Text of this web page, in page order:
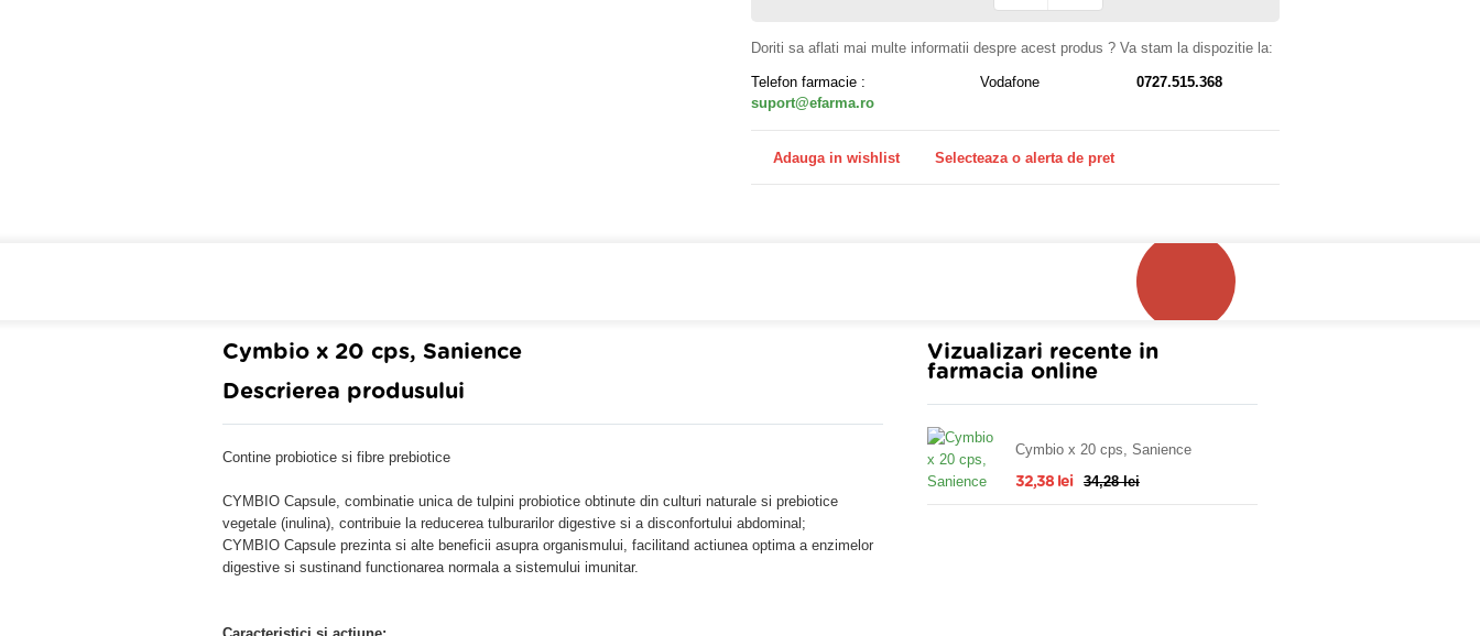
Doriti sa aflati mai multe informatii despre acest produs ? Va stam la dispozitie la:
Telefon farmacie : Vodafone
0727.515.368
suport@efarma.ro
Adauga in wishlist Selecteaza o alerta de pret
Cymbio x 20 cps, Sanience
Descrierea produsului
Contine probiotice si fibre prebiotice
CYMBIO Capsule, combinatie unica de tulpini probiotice obtinute din culturi naturale si prebiotice
vegetale (inulina), contribuie la reducerea tulburarilor digestive si a disconfortului abdominal;
CYMBIO Capsule prezinta si alte beneficii asupra organismului, facilitand actiunea optima a enzimelor
digestive si sustinand functionarea normala a sistemului imunitar.
Vizualizari recente in
farmacia online
Cymbio x 20 cps, Sanience
32,38 lei 34,28 lei